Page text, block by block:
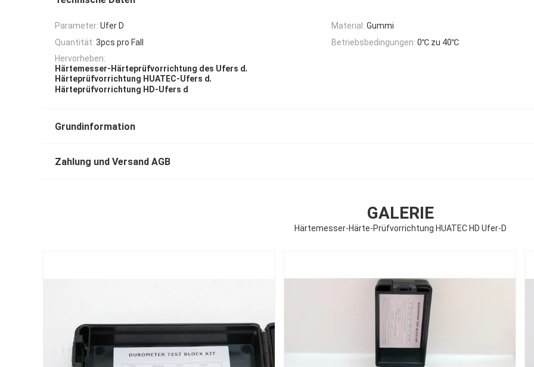
Parameter: Ufer D Material: Gummi
Quantität: 3pcs pro Fall Betriebsbedingungen: 0℃ zu 40℃
Hervorheben:
Härtemesser-Härteprüfvorrichtung des Ufers d,
Härteprüfvorrichtung HUATEC-Ufers d,
Härteprüfvorrichtung HD-Ufers d
Grundinformation
Zahlung und Versand AGB
GALERIE
Härtemesser-Härte-Prüfvorrichtung HUATEC HD Ufer-D